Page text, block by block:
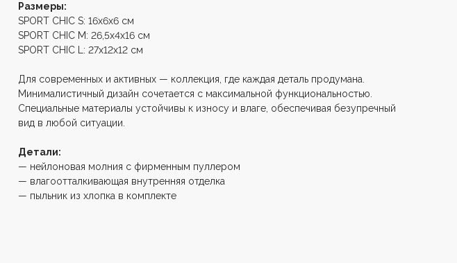
Размеры:
SPORT CHIC S: 16х6х6 см
SPORT CHIC M: 26,5х4х16 см
SPORT CHIC L: 27х12х12 см
Для современных и активных — коллекция, где каждая деталь продумана.
Минималистичный дизайн сочетается с максимальной функциональностью.
Специальные материалы устойчивы к износу и влаге, обеспечивая безупречный
вид в любой ситуации.
Детали:
— нейлоновая молния с фирменным пуллером
— влагоотталкивающая внутренняя отделка
— пыльник из хлопка в комплекте